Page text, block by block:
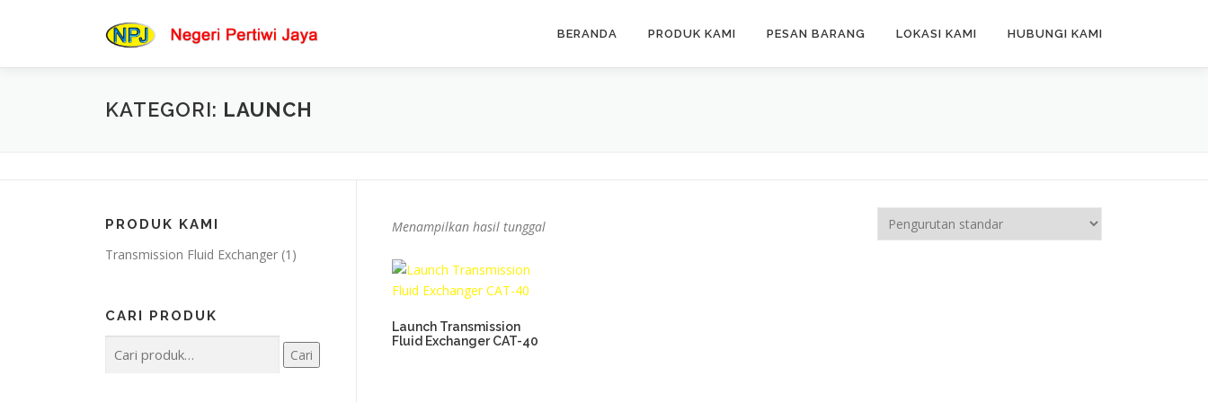
BERANDA PRODUK KAMI PESAN BARANG LOKASI KAMI HUBUNGI KAMI
KATEGORI: LAUNCH
Menampilkan hasil tunggal
Launch Transmission
Fluid Exchanger CAT-40
PRODUK KAMI
Transmission Fluid Exchanger (1)
CARI PRODUK
untuk:
Cari